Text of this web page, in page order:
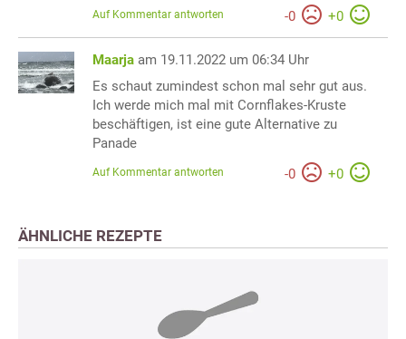
-0 +0
Auf Kommentar antworten
Maarja am 19.11.2022 um 06:34 Uhr
Es schaut zumindest schon mal sehr gut aus.
Ich werde mich mal mit Cornflakes-Kruste
beschäftigen, ist eine gute Alternative zu
Panade
-0 +0
Auf Kommentar antworten
ÄHNLICHE REZEPTE